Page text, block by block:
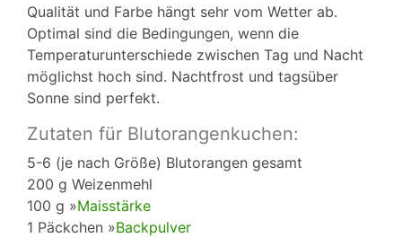
Qualität und Farbe hängt sehr vom Wetter ab.
Optimal sind die Bedingungen, wenn die
Temperaturunterschiede zwischen Tag und Nacht
möglichst hoch sind. Nachtfrost und tagsüber
Sonne sind perfekt.
Zutaten für Blutorangenkuchen:
5-6 (je nach Größe) Blutorangen gesamt
200 g Weizenmehl
100 g »Maisstärke
1 Päckchen »Backpulver